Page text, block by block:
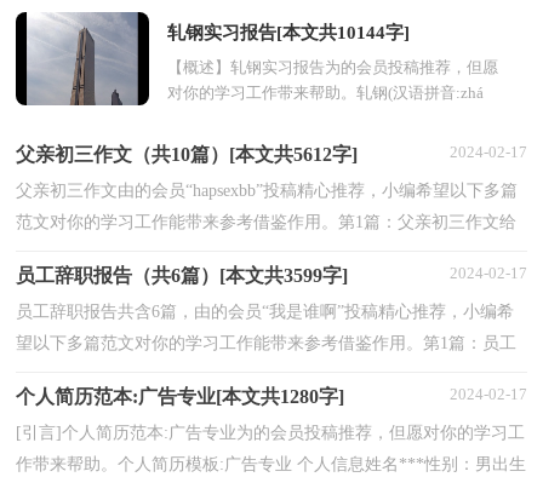
月********...
轧钢实习报告[本文共10144字]
【概述】轧钢实习报告为的会员投稿推荐，但愿
对你的学习工作带来帮助。轧钢(汉语拼音:zhá
锭，...
父亲初三作文（共10篇）[本文共5612字] 2024-02-17
父亲初三作文由的会员“hapsexbb”投稿精心推荐，小编希望以下多篇
范文对你的学习工作能带来参考借鉴作用。第1篇：父亲初三作文给
员工辞职报告（共6篇）[本文共3599字] 2024-02-17
员工辞职报告共含6篇，由的会员“我是谁啊”投稿精心推荐，小编希
望以下多篇范文对你的学习工作能带来参考借鉴作用。第1篇：员工
个人简历范本:广告专业[本文共1280字] 2024-02-17
[引言]个人简历范本:广告专业为的会员投稿推荐，但愿对你的学习工
作带来帮助。个人简历模板:广告专业 个人信息姓名***性别：男出生